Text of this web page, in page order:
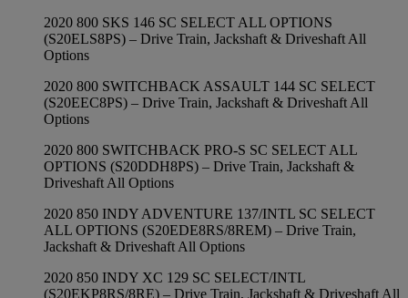
2020 800 SKS 146 SC SELECT ALL OPTIONS
(S20ELS8PS) – Drive Train, Jackshaft & Driveshaft All
Options
2020 800 SWITCHBACK ASSAULT 144 SC SELECT
(S20EEC8PS) – Drive Train, Jackshaft & Driveshaft All
Options
2020 800 SWITCHBACK PRO-S SC SELECT ALL
OPTIONS (S20DDH8PS) – Drive Train, Jackshaft &
Driveshaft All Options
2020 850 INDY ADVENTURE 137/INTL SC SELECT
ALL OPTIONS (S20EDE8RS/8REM) – Drive Train,
Jackshaft & Driveshaft All Options
2020 850 INDY XC 129 SC SELECT/INTL
(S20EKP8RS/8RE) – Drive Train, Jackshaft & Driveshaft All